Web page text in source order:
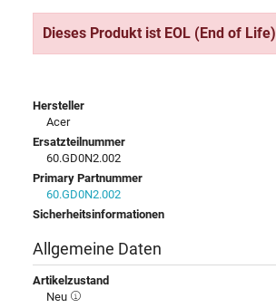
Dieses Produkt ist EOL (End of Life)
Hersteller
Acer
Ersatzteilnummer
60.GD0N2.002
Primary Partnummer
60.GD0N2.002
Sicherheitsinformationen
Allgemeine Daten
Artikelzustand
Neu